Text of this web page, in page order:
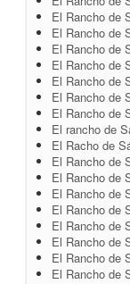
El Rancho de
El Rancho de
El Rancho de
El Rancho de
El Rancho de
El Rancho de
El Rancho de
El rancho de
El Racho de
El Rancho de
El Rancho de
El Rancho de
El Rancho de
El Rancho de
El Rancho de
El Rancho de
El Rancho de